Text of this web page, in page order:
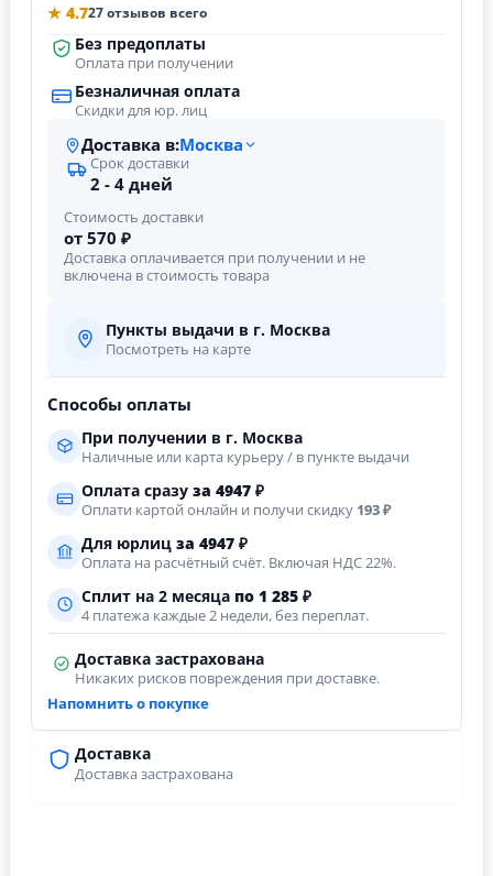
Доставка
Доставка застрахована
★ 4.727 отзывов всего
Без предоплаты
Оплата при получении
Безналичная оплата
Скидки для юр. лиц
Доставка в:Москва
Срок доставки
2 - 4 дней
Стоимость доставки
от 570 ₽
Доставка оплачивается при получении и не
включена в стоимость товара
Пункты выдачи в г. Москва
Посмотреть на карте
Способы оплаты
При получении в г. Москва
Наличные или карта курьеру / в пункте выдачи
Оплата сразу за 4947 ₽
Оплати картой онлайн и получи скидку 193 ₽
Для юрлиц за 4947 ₽
Оплата на расчётный счёт. Включая НДС 22%.
Сплит на 2 месяца по 1 285 ₽
4 платежа каждые 2 недели, без переплат.
Доставка застрахована
Никаких рисков повреждения при доставке.
Напомнить о покупке